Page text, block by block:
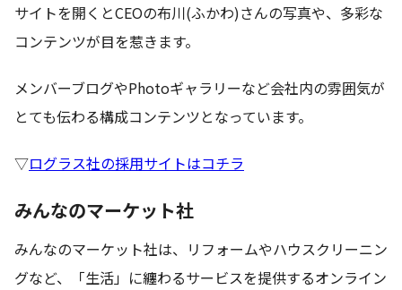
サイトを開くとCEOの布川(ふかわ)さんの写真や、多彩な
コンテンツが目を惹きます。
メンバーブログやPhotoギャラリーなど会社内の雰囲気が
とても伝わる構成コンテンツとなっています。
▽ログラス社の採用サイトはコチラ
みんなのマーケット社
みんなのマーケット社は、リフォームやハウスクリーニン
グなど、「生活」に纏わるサービスを提供するオンライン